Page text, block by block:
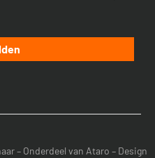
– Onderdeel van Ataro – Design